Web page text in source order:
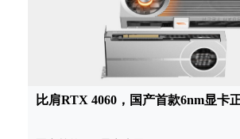
比肩RTX 4060，国产首款6nm显卡